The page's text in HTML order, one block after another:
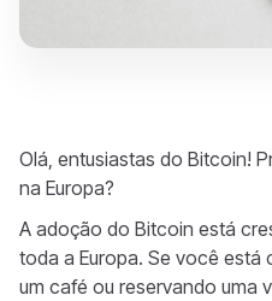
Olá, entusiastas do Bitcoin!
na Europa?
A adoção do Bitcoin está
toda a Europa. Se você
um café ou reservando uma